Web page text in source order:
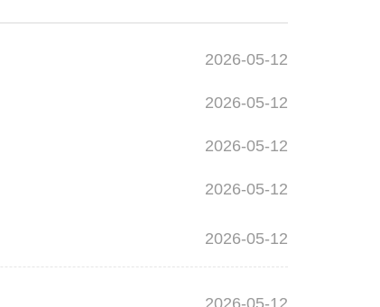
2026-05-12
2026-05-12
2026-05-12
2026-05-12
2026-05-12
2026-05-12